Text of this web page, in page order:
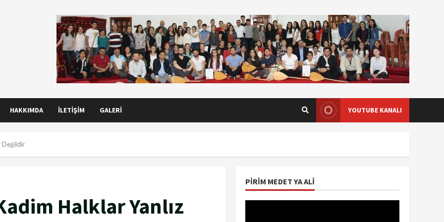
HAKKIMDA İLETIŞIM GALERI YOUTUBE KANALI
Değildir
Halklar Yanlız
PIRIM MEDET YA ALI